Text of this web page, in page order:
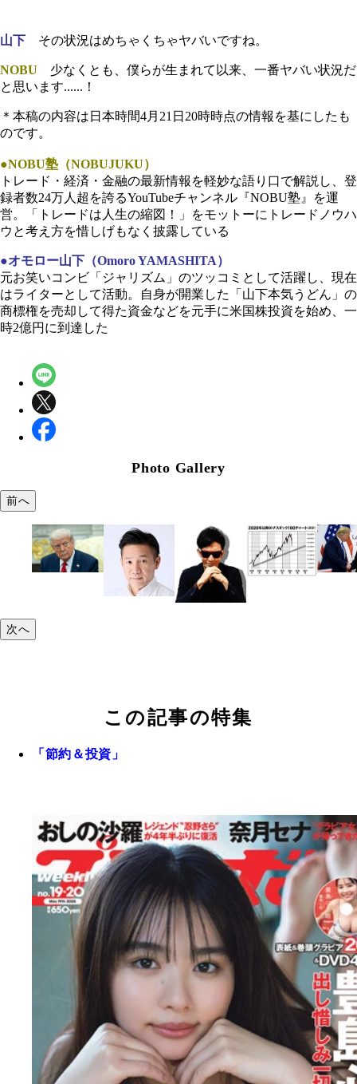
山下 その状況はめちゃくちゃヤバいですね。
NOBU 少なくとも、僕らが生まれて以来、一番ヤバい状況だ
と思います......！
＊本稿の内容は日本時間4月21日20時時点の情報を基にしたも
のです。
●NOBU塾（NOBUJUKU）
トレード・経済・金融の最新情報を軽妙な語り口で解説し、登
録者数24万人超を誇るYouTubeチャンネル『NOBU塾』を運
営。「トレードは人生の縮図！」をモットーにトレードノウハ
ウと考え方を惜しげもなく披露している
●オモロー山下（Omoro YAMASHITA）
元お笑いコンビ「ジャリズム」のツッコミとして活躍し、現在
はライターとして活動。自身が開業した「山下本気うどん」の
商標権を売却して得た資金などを元手に米国株投資を始め、一
時2億円に到達した
Photo Gallery
前へ
次へ
この記事の特集
「節約＆投資」